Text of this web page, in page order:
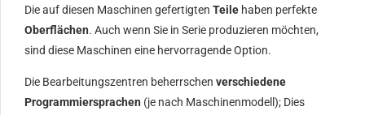
Die auf diesen Maschinen gefertigten Teile haben perfekte
Oberflächen. Auch wenn Sie in Serie produzieren möchten,
sind diese Maschinen eine hervorragende Option.
Die Bearbeitungszentren beherrschen verschiedene
Programmiersprachen (je nach Maschinenmodell); Dies